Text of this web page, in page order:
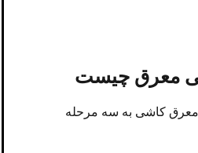
معرق چیست
کاشی به سه مرحله